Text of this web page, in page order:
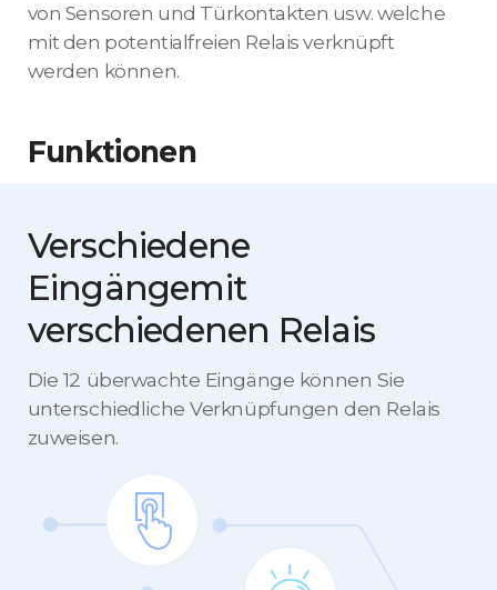
von Sensoren und Türkontakten usw. welche
mit den potentialfreien Relais verknüpft
werden können.
Funktionen
Verschiedene
Eingängemit
verschiedenen Relais
Die 12 überwachte Eingänge können Sie
unterschiedliche Verknüpfungen den Relais
zuweisen.